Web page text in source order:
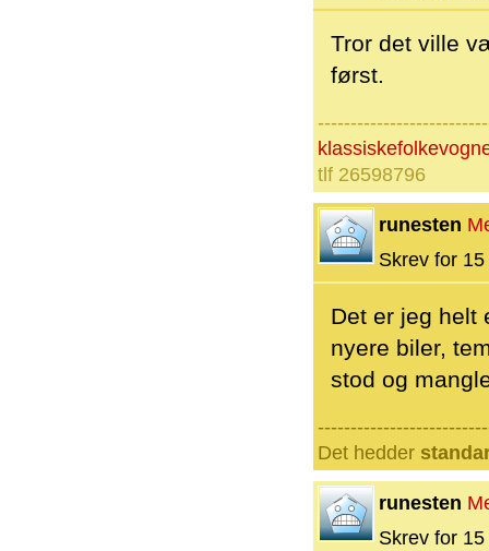
Tror det ville
først.
tlf 26598796
runesten
Skrev for
Det er jeg helt
nyere biler,
stod og
Det hedder
runesten
Skrev for